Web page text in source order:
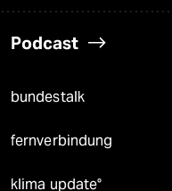
Podcast
bundestalk
fernverbindung
klima update°